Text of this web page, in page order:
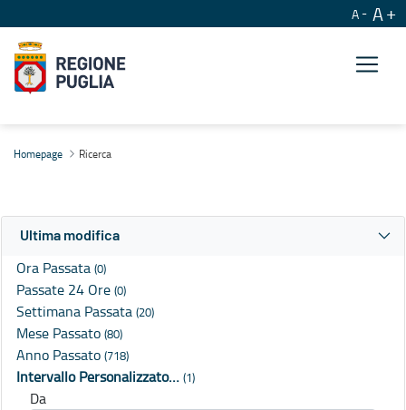
A A
Homepage Ricerca
Ultima modifica
Ora Passata (0)
Passate 24 Ore (0)
Settimana Passata (20)
Mese Passato (80)
Anno Passato (718)
Intervallo Personalizzato… (1)
Da